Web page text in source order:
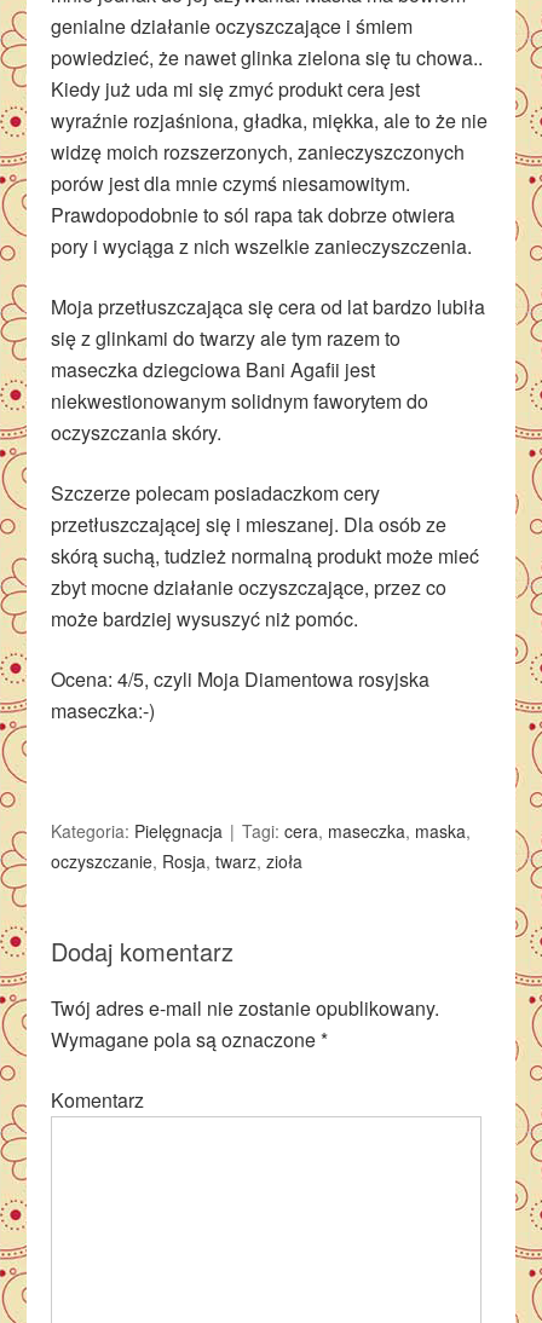
genialne działanie oczyszczające i śmiem
powiedzieć, że nawet glinka zielona się tu chowa..
Kiedy już uda mi się zmyć produkt cera jest
wyraźnie rozjaśniona, gładka, miękka, ale to że nie
widzę moich rozszerzonych, zanieczyszczonych
porów jest dla mnie czymś niesamowitym.
Prawdopodobnie to sól rapa tak dobrze otwiera
pory i wyciąga z nich wszelkie zanieczyszczenia.
Moja przetłuszczająca się cera od lat bardzo lubiła
się z glinkami do twarzy ale tym razem to
maseczka dziegciowa Bani Agafii jest
niekwestionowanym solidnym faworytem do
oczyszczania skóry.
Szczerze polecam posiadaczkom cery
przetłuszczającej się i mieszanej. Dla osób ze
skórą suchą, tudzież normalną produkt może mieć
zbyt mocne działanie oczyszczające, przez co
może bardziej wysuszyć niż pomóc.
Ocena: 4/5, czyli Moja Diamentowa rosyjska
maseczka:-)
Kategoria: Pielęgnacja Tagi:cera, maseczka, maska,
oczyszczanie, Rosja,twarz,zioła
Dodaj komentarz
Twój adres e-mail nie zostanie opublikowany.
Wymagane pola są oznaczone*
Komentarz